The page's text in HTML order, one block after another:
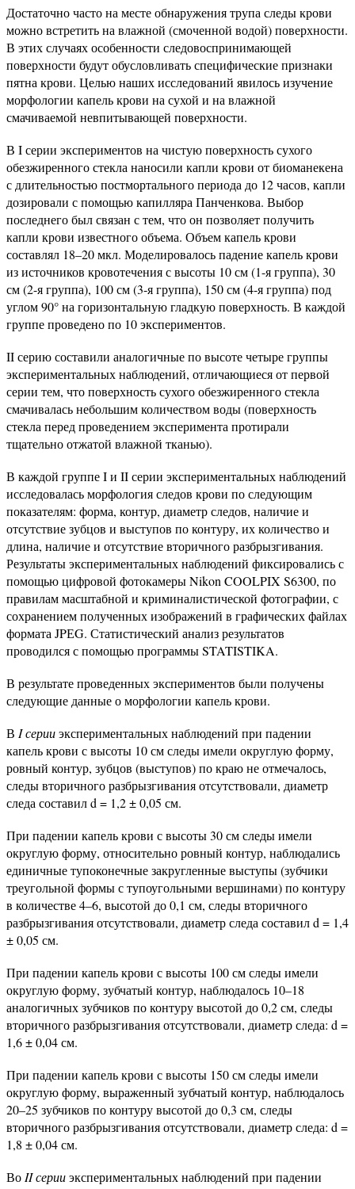
Достаточно часто на месте обнаружения трупа следы крови
можно встретить на влажной (смоченной водой) поверхности.
В этих случаях особенности следовоспринимающей
поверхности будут обусловливать специфические признаки
пятна крови. Целью наших исследований явилось изучение
морфологии капель крови на сухой и на влажной
смачиваемой невпитывающей поверхности.
В I серии экспериментов на чистую поверхность сухого
обезжиренного стекла наносили капли крови от биоманекена
с длительностью постмортального периода до 12 часов, капли
дозировали с помощью капилляра Панченкова. Выбор
последнего был связан с тем, что он позволяет получить
капли крови известного объема. Объем капель крови
составлял 18–20 мкл. Моделировалось падение капель крови
из источников кровотечения с высоты 10 см (1-я группа), 30
см (2-я группа), 100 см (3-я группа), 150 см (4-я группа) под
углом 90° на горизонтальную гладкую поверхность. В каждой
группе проведено по 10 экспериментов.
II серию составили аналогичные по высоте четыре группы
экспериментальных наблюдений, отличающиеся от первой
серии тем, что поверхность сухого обезжиренного стекла
смачивалась небольшим количеством воды (поверхность
стекла перед проведением эксперимента протирали
тщательно отжатой влажной тканью).
В каждой группе I и II серии экспериментальных наблюдений
исследовалась морфология следов крови по следующим
показателям: форма, контур, диаметр следов, наличие и
отсутствие зубцов и выступов по контуру, их количество и
длина, наличие и отсутствие вторичного разбрызгивания.
Результаты экспериментальных наблюдений фиксировались с
помощью цифровой фотокамеры Nikon COOLPIX S6300, по
правилам масштабной и криминалистической фотографии, с
сохранением полученных изображений в графических файлах
формата JPЕG. Статистический анализ результатов
проводился с помощью программы STATISTIKA.
В результате проведенных экспериментов были получены
следующие данные о морфологии капель крови.
В I серииэкспериментальных наблюдений при падении
капель крови с высоты 10 см следы имели округлую форму,
ровный контур, зубцов (выступов) по краю не отмечалось,
следы вторичного разбрызгивания отсутствовали, диаметр
следа составил d = 1,2 ± 0,05 см.
При падении капель крови с высоты 30 см следы имели
округлую форму, относительно ровный контур, наблюдались
единичные тупоконечные закругленные выступы (зубчики
треугольной формы с тупоугольными вершинами) по контуру
в количестве 4–6, высотой до 0,1 см, следы вторичного
разбрызгивания отсутствовали, диаметр следа составил d = 1,4
± 0,05 см.
При падении капель крови с высоты 100 см следы имели
округлую форму, зубчатый контур, наблюдалось 10–18
аналогичных зубчиков по контуру высотой до 0,2 см, следы
вторичного разбрызгивания отсутствовали, диаметр следа: d =
1,6 ± 0,04 см.
При падении капель крови с высоты 150 см следы имели
округлую форму, выраженный зубчатый контур, наблюдалось
20–25 зубчиков по контуру высотой до 0,3 см, следы
вторичного разбрызгивания отсутствовали, диаметр следа: d =
1,8 ± 0,04 см.
ВоII серииэкспериментальных наблюдений при падении